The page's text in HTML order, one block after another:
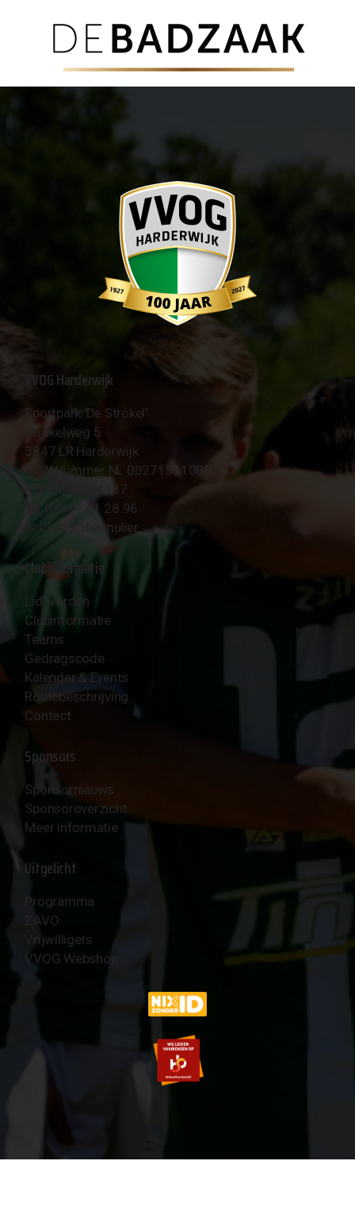
VVOG Harderwijk
Sportpark 'De Strokel'
Strokelweg 5
3847 LR Harderwijk
BTW Nummer NL 002715910B01
KvK Nr 40094437
☎︎ 0341 - 41 28 96
✉︎ Contactformulier
Clubinformatie
Lid worden
Clubinformatie
Teams
Gedragscode
Kalender & Events
Routebeschrijving
Contact
Sponsors
Sponsornieuws
Sponsoroverzicht
Meer informatie
Uitgelicht
Programma
ZAVO
Vrijwilligers
VVOG Webshop